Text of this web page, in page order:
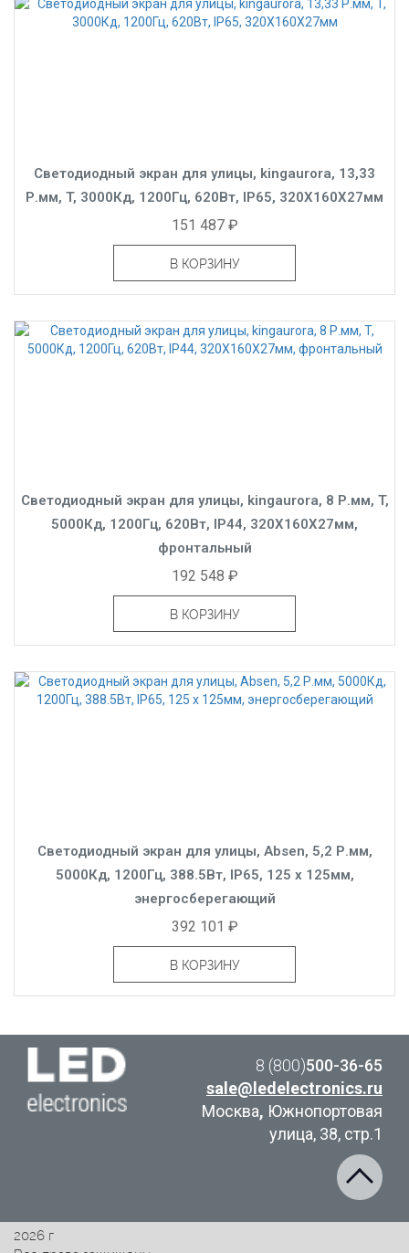
Светодиодный экран для улицы, kingaurora, 13,33
Р.мм, T, 3000Кд, 1200Гц, 620Вт, IP65, 320X160X27мм
151 487 ₽
В КОРЗИНУ
Светодиодный экран для улицы, kingaurora, 8 Р.мм, T,
5000Кд, 1200Гц, 620Вт, IP44, 320X160X27мм,
фронтальный
192 548 ₽
В КОРЗИНУ
Светодиодный экран для улицы, Absen, 5,2 Р.мм,
5000Кд, 1200Гц, 388.5Вт, IP65, 125 x 125мм,
энергосберегающий
392 101 ₽
В КОРЗИНУ
8 (800)500-36-65
sale@ledelectronics.ru
Москва, Южнопортовая
улица, 38, стр.1
2026 г